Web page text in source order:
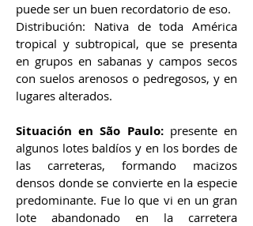
puede ser un buen recordatorio de eso.
Distribución: Nativa de toda América
tropical y subtropical, que se presenta
en grupos en sabanas y campos secos
con suelos arenosos o pedregosos, y en
lugares alterados.
Situación en São Paulo:presente en
algunos lotes baldíos y en los bordes de
las carreteras, formando macizos
densos donde se convierte en la especie
predominante. Fue lo que vi en un gran
lote abandonado en la carretera